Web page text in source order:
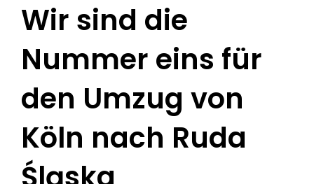
Wir sind die
Nummer eins für
den Umzug von
Köln nach Ruda